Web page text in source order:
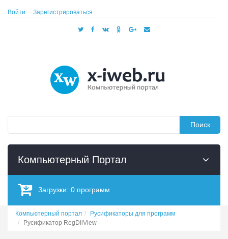
Войти Зарегистрироваться
Поиск
Компьютерный Портал
Загрузки: 0 программ
Компьютерный портал
Русификаторы для программ
Русификатор RegDllView